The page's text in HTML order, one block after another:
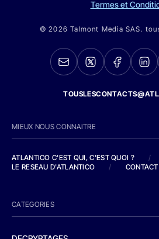
Termes et
© 2026 Talmont Media SAS.
MIEUX NOUS CONNAITRE
ATLANTICO C'EST QUI, C'EST QUOI ?
/
LE RESEAU D'ATLANTICO
/ CONTACT
CATEGORIES